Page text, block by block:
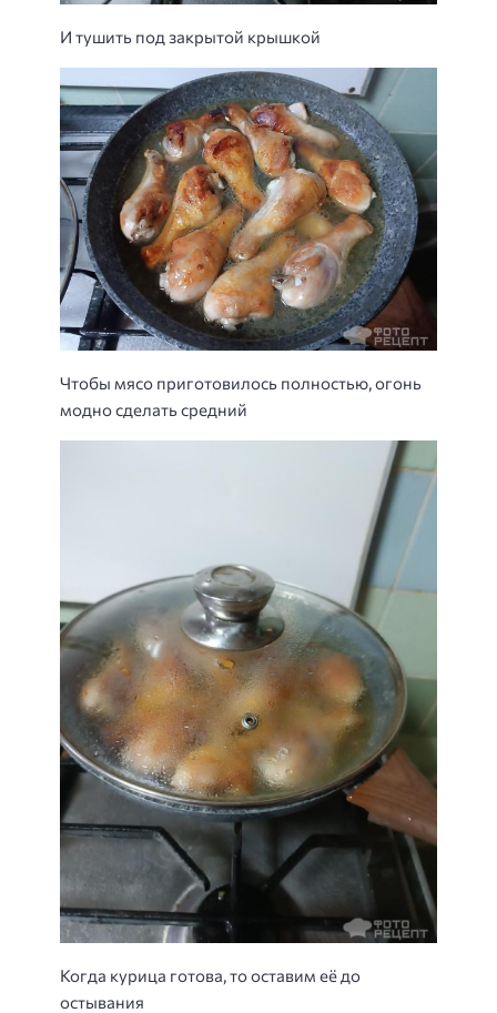
И тушить под закрытой крышкой
Чтобы мясо приготовилось полностью, огонь
модно сделать средний
Когда курица готова, то оставим её до
остывания